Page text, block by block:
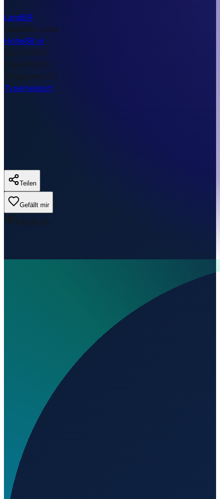
LandBR
StadtSão José
Höhe68 m
Lat-27.5872
Lng-48.6116
TimezoneUTC
TypeHeliport
Teilen
Gefällt mir
0Aufrufe
Wo liegt Emphos Heliport?